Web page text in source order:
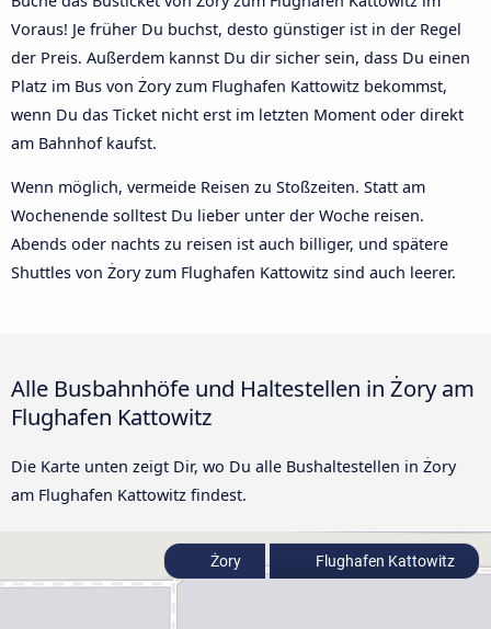
Voraus! Je früher Du buchst, desto günstiger ist in der Regel
der Preis. Außerdem kannst Du dir sicher sein, dass Du einen
Platz im Bus von Żory zum Flughafen Kattowitz bekommst,
wenn Du das Ticket nicht erst im letzten Moment oder direkt
am Bahnhof kaufst.
Wenn möglich, vermeide Reisen zu Stoßzeiten. Statt am
Wochenende solltest Du lieber unter der Woche reisen.
Abends oder nachts zu reisen ist auch billiger, und spätere
Shuttles von Żory zum Flughafen Kattowitz sind auch leerer.
Alle Busbahnhöfe und Haltestellen in Żory am
Flughafen Kattowitz
Die Karte unten zeigt Dir, wo Du alle Bushaltestellen in Żory
am Flughafen Kattowitz findest.
Żory Flughafen Kattowitz